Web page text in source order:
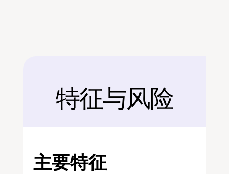
后面
特征与风险
主要特征